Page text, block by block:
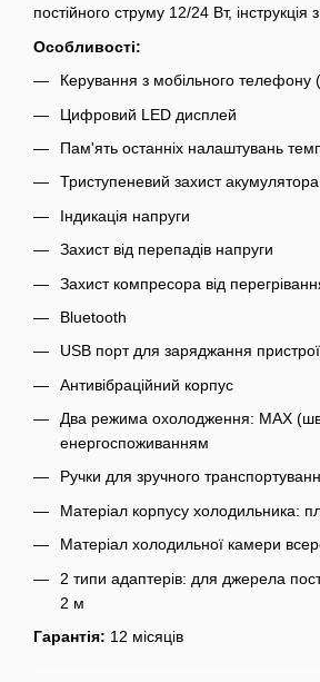
постійного струму 12/24 Вт, інструкція
Особливості:
Керування з мобільного
Цифровий LED дисплей
Пам'ять останніх налаштувань
Триступеневий захист
Індикація напруги
Захист від перепадів напруги
Захист компресора від
Bluetooth
USB порт для заряджання
Антивібраційний корпус
Два режима охолодження: MAX
енергоспоживанням
Ручки для зручного
Матеріал корпусу холодильника:
Матеріал холодильної камери
2 типи адаптерів: для джерела
2 м
Гарантія: 12 місяців